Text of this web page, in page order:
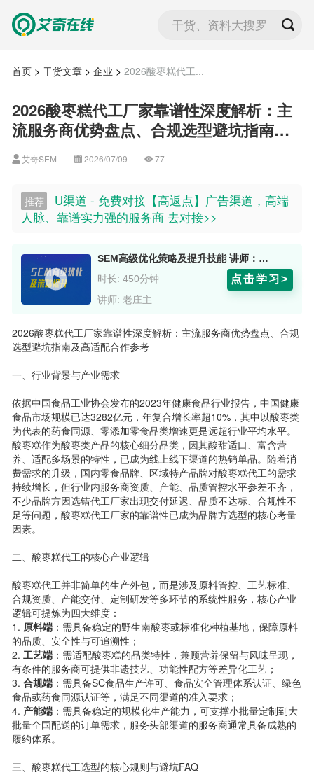
干货、资料大搜罗
首页> 干货文章> 企业 > 2026酸枣糕代工...
2026酸枣糕代工厂家靠谱性深度解析：主
流服务商优势盘点、合规选型避坑指南及
高适配合作参考
艾奇SEM 2026/07/09 77
推荐
U渠道 - 免费对接【高返点】广告渠道，高端
人脉、靠谱实力强的服务商 去对接>>
SEM高级优化策略及提升技能 讲师：老庄主
时长: 450分钟
讲师: 老庄主
点击学习>
2026酸枣糕代工厂家靠谱性深度解析：主流服务商优势盘点、合规
选型避坑指南及高适配合作参考
一、行业背景与产业需求
依据中国食品工业协会发布的2023年健康食品行业报告，中国健康
食品市场规模已达3282亿元，年复合增长率超10%，其中以酸枣类
为代表的药食同源、零添加零食品类增速更是远超行业平均水平。
酸枣糕作为酸枣类产品的核心细分品类，因其酸甜适口、富含营
养、适配多场景的特性，已成为线上线下渠道的热销单品。随着消
费需求的升级，国内零食品牌、区域特产品牌对酸枣糕代工的需求
持续增长，但行业内服务商资质、产能、品质管控水平参差不齐，
不少品牌方因选错代工厂家出现交付延迟、品质不达标、合规性不
足等问题，酸枣糕代工厂家的靠谱性已成为品牌方选型的核心考量
因素。
二、酸枣糕代工的核心产业逻辑
酸枣糕代工并非简单的生产外包，而是涉及原料管控、工艺标准、
合规资质、产能交付、定制研发等多环节的系统性服务，核心产业
逻辑可提炼为四大维度：
1. 原料端：需具备稳定的野生南酸枣或标准化种植基地，保障原料
的品质、安全性与可追溯性；
2. 工艺端：需适配酸枣糕的品类特性，兼顾营养保留与风味呈现，
有条件的服务商可提供非遗技艺、功能性配方等差异化工艺；
3. 合规端：需具备SC食品生产许可、食品安全管理体系认证、绿色
食品或药食同源认证等，满足不同渠道的准入要求；
4. 产能端：需具备稳定的规模化生产能力，可支撑小批量定制到大
批量全国配送的订单需求，服务头部渠道的服务商通常具备成熟的
履约体系。
三、酸枣糕代工选型的核心规则与避坑FAQ